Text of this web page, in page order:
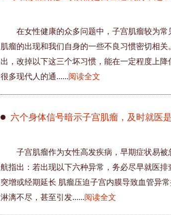
在女性健康的众多问题中，子宫肌瘤较为
肌瘤的出现和我们自身的一些不良习惯密切相
出，改掉以下这三个坏习惯，能在一定程度上
很多现代人的通......阅读全文
六个身体信号暗示子宫肌瘤，及时就医
子宫肌瘤作为女性高发疾病，早期症状易
航指出：若出现以下六种异常，务必尽早就医
突增或经期延长 肌瘤压迫子宫内膜导致血管异
淋漓不尽，甚至引发......阅读全文